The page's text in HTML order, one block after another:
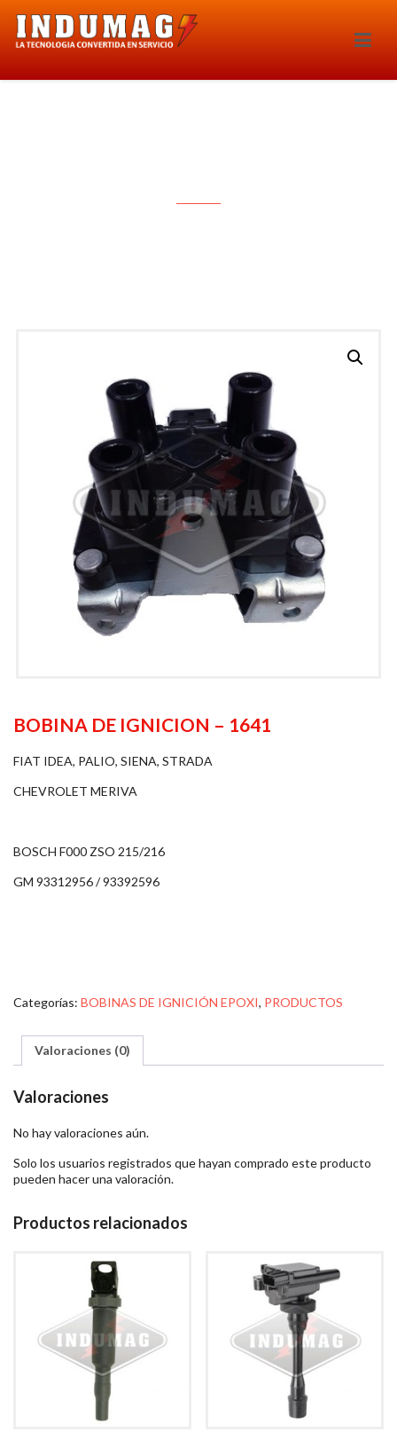
BOBINA DE IGNICION – 1641
FIAT IDEA, PALIO, SIENA, STRADA
CHEVROLET MERIVA
BOSCH F000 ZSO 215/216
GM 93312956 / 93392596
Categorías: BOBINAS DE IGNICIÓN EPOXI, PRODUCTOS
Valoraciones (0)
Valoraciones
No hay valoraciones aún.
Solo los usuarios registrados que hayan comprado este producto
pueden hacer una valoración.
Productos relacionados